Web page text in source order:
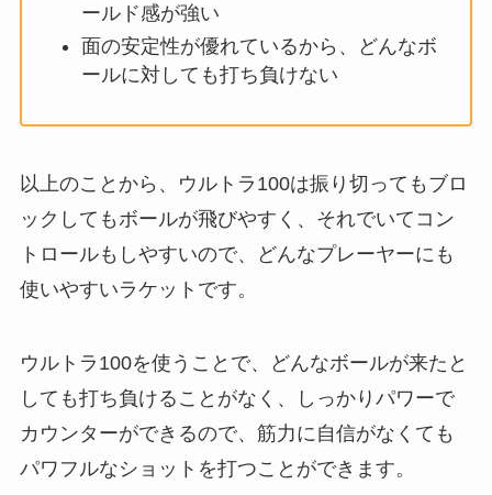
ールド感が強い
面の安定性が優れているから、どんなボ
ールに対しても打ち負けない
以上のことから、ウルトラ100は振り切ってもブロ
ックしてもボールが飛びやすく、それでいてコン
トロールもしやすいので、どんなプレーヤーにも
使いやすいラケットです。
ウルトラ100を使うことで、どんなボールが来たと
しても打ち負けることがなく、しっかりパワーで
カウンターができるので、筋力に自信がなくても
パワフルなショットを打つことができます。